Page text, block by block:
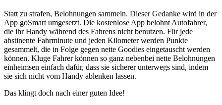
Statt zu strafen, Belohnungen sammeln. Dieser Gedanke wird in der
App goSmart umgesetzt. Die kostenlose App belohnt Autofahrer,
die ihr Handy während des Fahrens nicht benutzen. Für jede
abstinente Fahrminute und jeden Kilometer werden Punkte
gesammelt, die in Folge gegen nette Goodies eingetauscht werden
können. Kluge Fahrer können so ganz nebenbei nette Belohnungen
einheimsen einfach dafür, dass sie sicherer unterwegs sind, indem
sie sich nicht vom Handy ablenken lassen.
Das klingt doch nach einer guten Idee!